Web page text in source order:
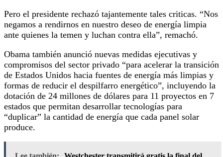
Pero el presidente rechazó tajantemente tales criticas. “Nos
negamos a rendirnos en nuestro deseo de energía limpia
ante quienes la temen y luchan contra ella”, remachó.
Obama también anunció nuevas medidas ejecutivas y
compromisos del sector privado “para acelerar la transición
de Estados Unidos hacia fuentes de energía más limpias y
formas de reducir el despilfarro energético”, incluyendo la
dotación de 24 millones de dólares para 11 proyectos en 7
estados que permitan desarrollar tecnologías para
“duplicar” la cantidad de energía que cada panel solar
produce.